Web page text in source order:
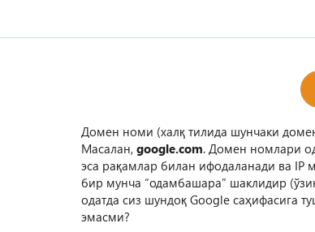
Домен номи (халқ тилида шунчаки
Масалан, google.com. Домен номлари
эса рақамлар билан ифодаланади ва IP
бир мунча “одамбашара” шаклидир
одатда сиз шундоқ Google саҳифасига
эмасми?